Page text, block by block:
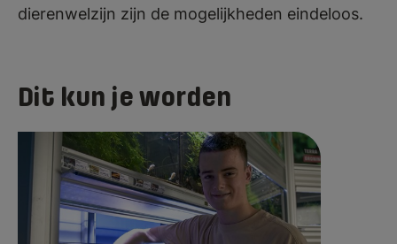
dierenwelzijn zijn de mogelijkheden eindeloos.
Dit kun je worden